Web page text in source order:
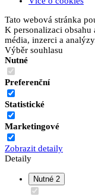
Tato webová stránka
K personalizaci
média, inzerci a
Výběr souhlasu
Nutné
Preferenční
Statistické
Marketingové
Zobrazit detaily
Detaily
Nutné 2